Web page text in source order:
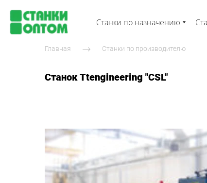
Станки по назначению
Главная Станки по производителю
Станок Ttengineering "CSL"